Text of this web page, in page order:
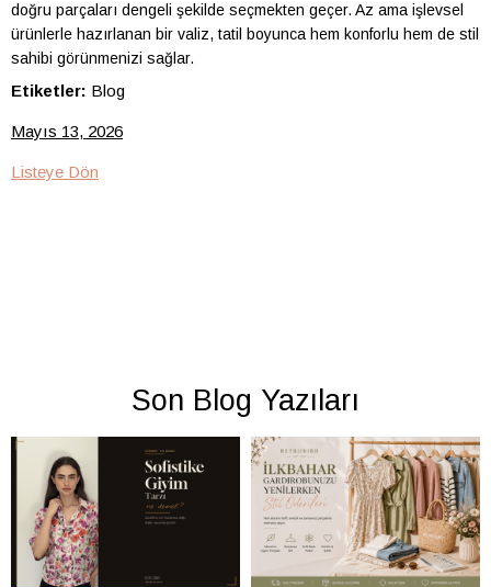
doğru parçaları dengeli şekilde seçmekten geçer. Az ama işlevsel
ürünlerle hazırlanan bir valiz, tatil boyunca hem konforlu hem de stil
sahibi görünmenizi sağlar.
Etiketler: Blog
Mayıs 13, 2026
Listeye Dön
Son Blog Yazıları